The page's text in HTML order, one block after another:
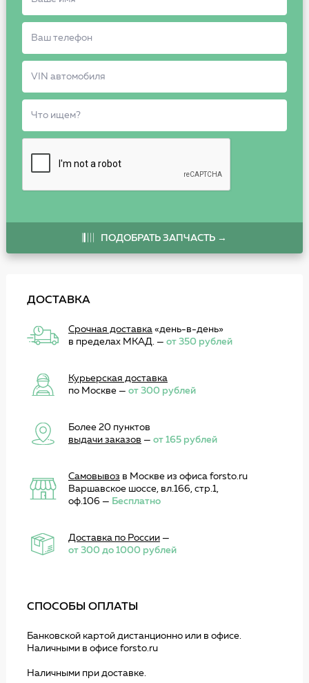
ПОДОБРАТЬ ЗАПЧАСТЬ →
ДОСТАВКА
Срочная доставка«день-в-день»
в пределах МКАД. — от 350 рублей
Курьерская доставка
по Москве — от 300 рублей
Более 20 пунктов
выдачи заказов — от 165 рублей
Самовывоз в Москве из офиса forsto.ru
Варшавское шоссе, вл.166, стр.1,
оф.106 — Бесплатно
Доставка по России—
от 300 до 1000 рублей
СПОСОБЫ ОПЛАТЫ
Банковской картой дистанционно или в офисе.
Наличными в офисе forsto.ru
Наличными при доставке.